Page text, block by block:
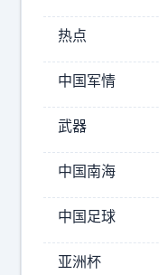
制
代
假
结
婚
证
做
试
管
代
热点
中国军情
武器
中国南海
中国足球
亚洲杯